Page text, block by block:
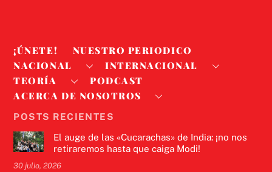
¡ÚNETE!
NUESTRO PERIODICO
NACIONAL
INTERNACIONAL
TEORÍA
PODCAST
ACERCA DE NOSOTROS
POSTS RECIENTES
El auge de las «Cucarachas» de India: ¡no nos
retiraremos hasta que caiga Modi!
30 julio, 2026